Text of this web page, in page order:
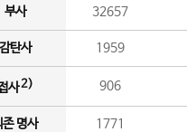
부사 32657
탄사 1959
사2) 906
존 명사 1771